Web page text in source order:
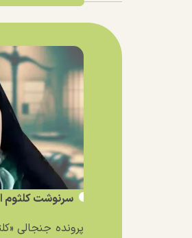
سرنوشت کلثوم
پرونده جنجالی